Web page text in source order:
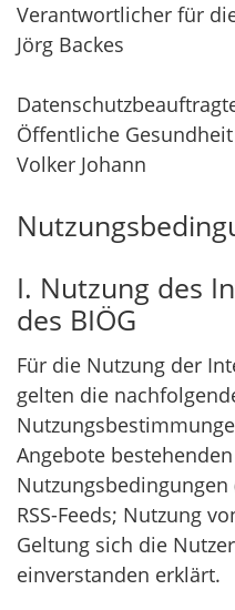
Verantwortlicher für
Jörg Backes
Öffentliche Gesundheit
Volker Johann
I. Nutzung des
des BIÖG
Für die Nutzung der
gelten die
Angebote
RSS-Feeds; Nutzung
Geltung sich die
einverstanden erklärt.